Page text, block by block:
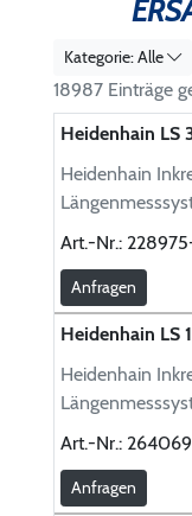
Kategorie: Alle
18987 Einträge
Heidenhain LS
Heidenhain
Art.-Nr.:
Anfragen
Heidenhain LS
Heidenhain
Art.-Nr.:
Anfragen